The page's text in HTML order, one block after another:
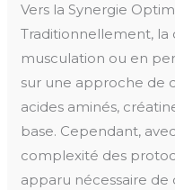
Vers la Synergie
Traditionnellement,
musculation ou en
sur une approche de
acides aminés,
base. Cependant,
complexité des
apparu nécessaire de